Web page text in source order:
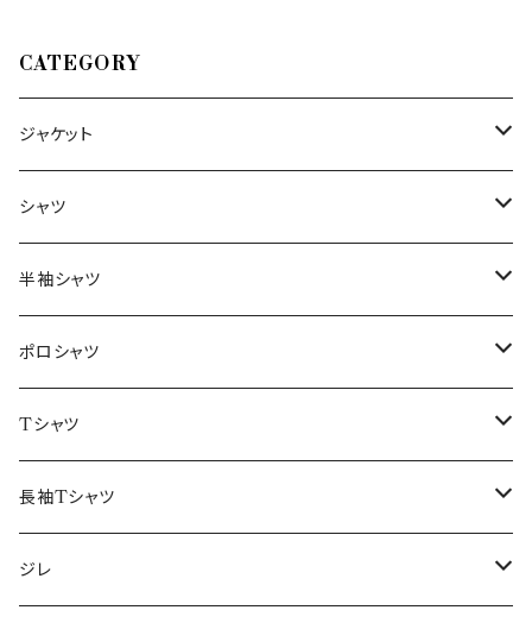
CATEGORY
ジャケット
～44/S
46/M
48/L
50/XL～
シャツ
～44/S
46/M
48/L
50/XL～
半袖シャツ
～44/S
46/M
48/L
50/XL～
ポロシャツ
～44/S
46/M
48/L
Tシャツ
～44/S
46/M
長袖Tシャツ
～44/S
ジレ